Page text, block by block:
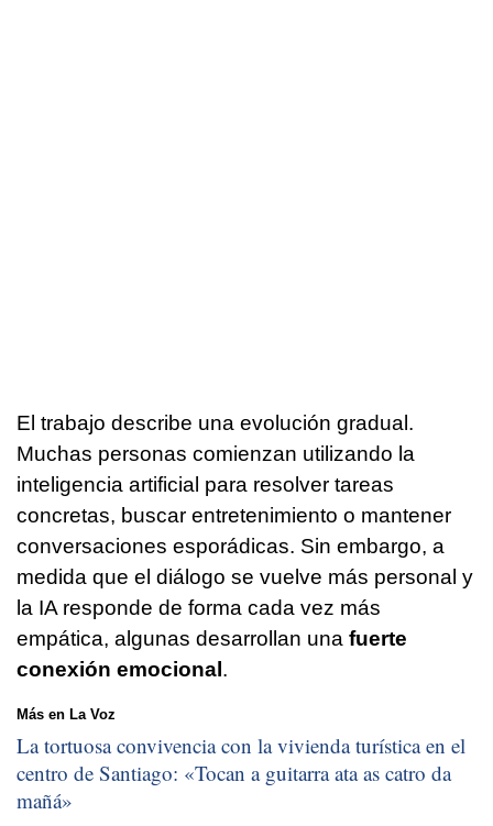
El trabajo describe una evolución gradual.
Muchas personas comienzan utilizando la
inteligencia artificial para resolver tareas
concretas, buscar entretenimiento o mantener
conversaciones esporádicas. Sin embargo, a
medida que el diálogo se vuelve más personal y
la IA responde de forma cada vez más
empática, algunas desarrollan una fuerte
conexión emocional .
Más en La Voz
La tortuosa convivencia con la vivienda turística en el
centro de Santiago: «Tocan a guitarra ata as catro da
mañá»